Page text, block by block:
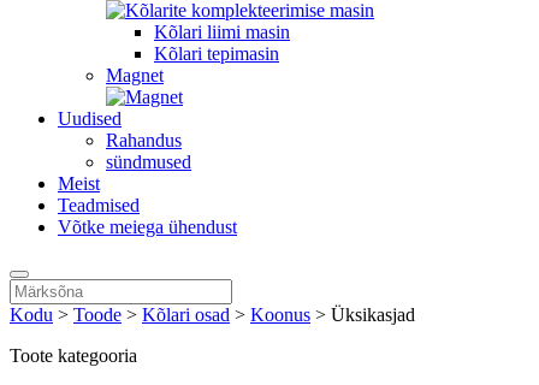
Kõlari liimi masin
Kõlari tepimasin
Magnet
Uudised
Rahandus
sündmused
Meist
Teadmised
Võtke meiega ühendust
Kodu > Toode > Kõlari osad > Koonus > Üksikasjad
Toote kategooria